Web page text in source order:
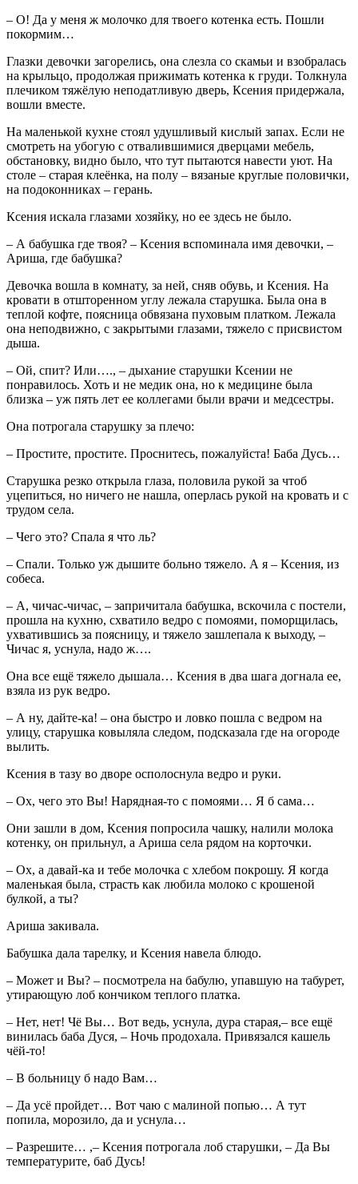
– О! Да у меня ж молочко для твоего котенка есть. Пошли
покормим…
Глазки девочки загорелись, она слезла со скамьи и взобралась
на крыльцо, продолжая прижимать котенка к груди. Толкнула
плечиком тяжёлую неподатливую дверь, Ксения придержала,
вошли вместе.
На маленькой кухне стоял удушливый кислый запах. Если не
смотреть на убогую с отвалившимися дверцами мебель,
обстановку, видно было, что тут пытаются навести уют. На
столе – старая клеёнка, на полу – вязаные круглые половички,
на подоконниках – герань.
Ксения искала глазами хозяйку, но ее здесь не было.
– А бабушка где твоя? – Ксения вспоминала имя девочки, –
Ариша, где бабушка?
Девочка вошла в комнату, за ней, сняв обувь, и Ксения. На
кровати в отшторенном углу лежала старушка. Была она в
теплой кофте, поясница обвязана пуховым платком. Лежала
она неподвижно, с закрытыми глазами, тяжело с присвистом
дыша.
– Ой, спит? Или…., – дыхание старушки Ксении не
понравилось. Хоть и не медик она, но к медицине была
близка – уж пять лет ее коллегами были врачи и медсестры.
Она потрогала старушку за плечо:
– Простите, простите. Проснитесь, пожалуйста! Баба Дусь…
Старушка резко открыла глаза, половила рукой за чтоб
уцепиться, но ничего не нашла, оперлась рукой на кровать и с
трудом села.
– Чего это? Спала я что ль?
– Спали. Только уж дышите больно тяжело. А я – Ксения, из
собеса.
– А, чичас-чичас, – запричитала бабушка, вскочила с постели,
прошла на кухню, схватило ведро с помоями, поморщилась,
ухватившись за поясницу, и тяжело зашлепала к выходу, –
Чичас я, уснула, надо ж….
Она все ещё тяжело дышала… Ксения в два шага догнала ее,
взяла из рук ведро.
– А ну, дайте-ка! – она быстро и ловко пошла с ведром на
улицу, старушка ковыляла следом, подсказала где на огороде
вылить.
Ксения в тазу во дворе осполоснула ведро и руки.
– Ох, чего это Вы! Нарядная-то с помоями… Я б сама…
Они зашли в дом, Ксения попросила чашку, налили молока
котенку, он прильнул, а Ариша села рядом на корточки.
– Ох, а давай-ка и тебе молочка с хлебом покрошу. Я когда
маленькая была, страсть как любила молоко с крошеной
булкой, а ты?
Ариша закивала.
Бабушка дала тарелку, и Ксения навела блюдо.
– Может и Вы? – посмотрела на бабулю, упавшую на табурет,
утирающую лоб кончиком теплого платка.
– Нет, нет! Чё Вы… Вот ведь, уснула, дура старая,– все ещё
винилась баба Дуся, – Ночь продохала. Привязался кашель
чёй-то!
– В больницу б надо Вам…
– Да усё пройдет… Вот чаю с малиной попью… А тут
попила, морозило, да и уснула…
– Разрешите… ,– Ксения потрогала лоб старушки, – Да Вы
температурите, баб Дусь!